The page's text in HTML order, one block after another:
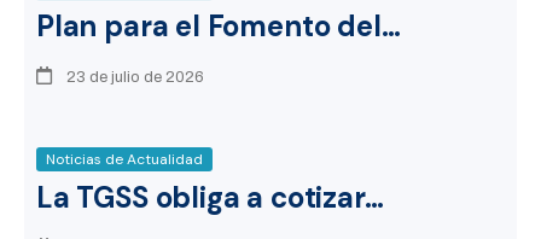
Plan para el Fomento del…
23 de julio de 2026
Noticias de Actualidad
La TGSS obliga a cotizar…